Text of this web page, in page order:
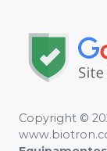
Copyright ©